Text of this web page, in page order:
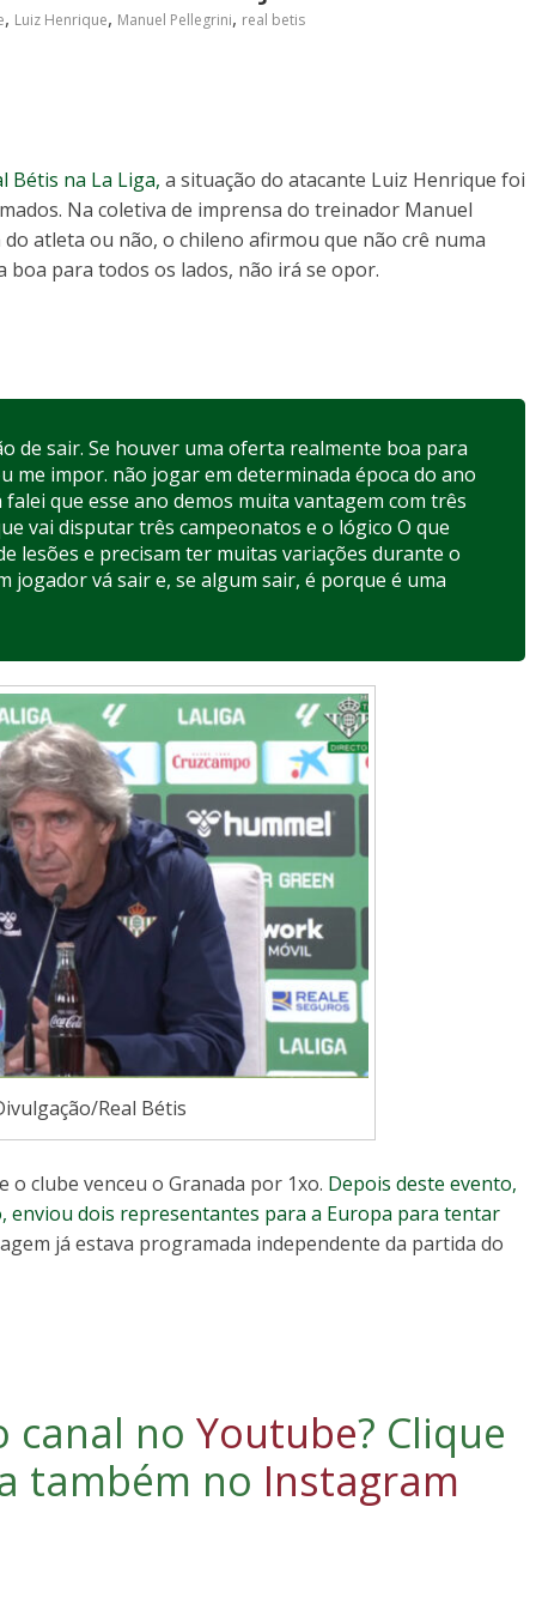
, Luiz Henrique, Manuel Pellegrini, real betis
Bétis na La Liga, a situação do atacante Luiz Henrique foi
Na coletiva de imprensa do treinador Manuel
atleta ou não, o chileno afirmou que não crê numa
para todos os lados, não irá se opor.
de sair. Se houver uma oferta realmente boa para
me impor. não jogar em determinada época do ano
que esse ano demos muita vantagem com três
vai disputar três campeonatos e o lógico O que
lesões e precisam ter muitas variações durante o
jogador vá sair e, se algum sair, é porque é uma
Real Bétis
clube venceu o Granada por 1xo. Depois deste evento,
enviou dois representantes para a Europa para tentar
já estava programada independente da partida do
canal no Youtube? Clique
também no Instagram